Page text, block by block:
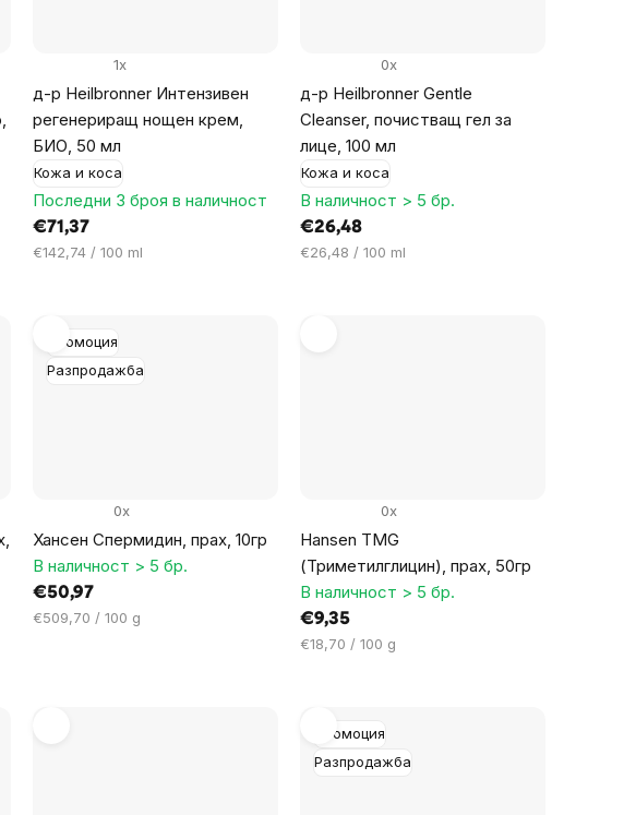
д-р Heilbronner Интензивен
регенериращ нощен крем,
БИО, 50 мл
Кожа и коса
1x
Последни 3 броя в наличност
€71,37
Цена
€142,74 / 100 ml
д-р Heilbronner Gentle
Cleanser, почистващ гел за
лице, 100 мл
Кожа и коса
0x
В наличност > 5 бр.
€26,48
Цена
€26,48 / 100 ml
Промоция
Разпродажба
Хансен Спермидин, прах, 10гр
0x
В наличност > 5 бр.
€50,97
Цена
€509,70 / 100 g
Hansen TMG
(Триметилглицин), прах, 50гр
0x
В наличност > 5 бр.
€9,35
Цена
€18,70 / 100 g
Промоция
Разпродажба